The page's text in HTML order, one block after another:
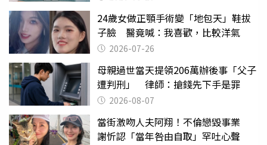
24歲女做正顎手術變「地包天」鞋拔
子臉 醫竟喊：我喜歡，比較洋氣
2026-07-26
母親過世當天提領206萬辦後事「父子
遭判刑」 律師：搶錢先下手是罪
2026-08-07
當街激吻人夫阿翔！不倫戀毀事業
謝忻認「當年咎由自取」罕吐心聲